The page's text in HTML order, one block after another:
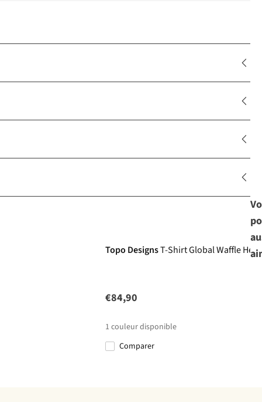
Topo DesignsT-Shirt Global Waffle
€84,90
1 couleur disponible
Comparer